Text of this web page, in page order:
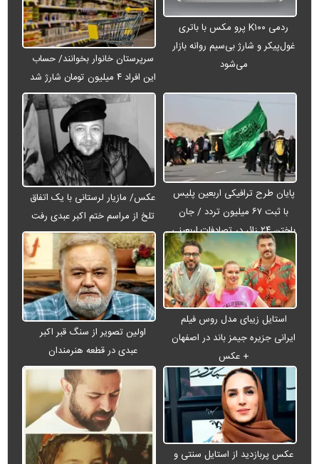
ردمی K۱۰۰ پرو مکس با باتری
غول‌پیکر و شارژ بی‌سیم روانه بازار
می‌شود
سرپرستان خانوار بخوانند/ حساب
این افراد ۴ میلیون تومان شارژ شد
پایان طرح ترافیکی اربعین پلیس
با ثبت ۶۷ میلیون تردد / جان
باختن ۲۴ زائر در تصادفات اربعینی
عکس/ مازیار لرستانی با یک اتفاق
تلخ از مراسم ختم اکبر عبدی رفت
استایل زیبای مدل روس فیلم
ایرانی جزیره جیمز باند در اصفهان
+ عکس
اولین تصویر از سنگ قبر اکبر
عبدی در قطعه هنرمندان
عکس پربازدید از استایل سنتی و